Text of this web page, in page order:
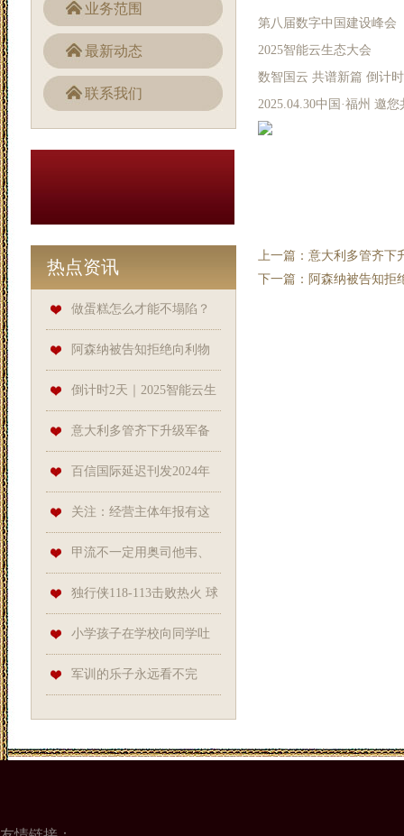
业务范围
最新动态
联系我们
热点资讯
做蛋糕怎么才能不塌陷？
做好4个关键步骤，蛋糕松软蓬
松，不干硬_白霜_烤箱_蛋白
阿森纳被告知拒绝向利物
浦致敬，阿尔特塔的球队面
临“羞辱”
倒计时2天｜2025智能云生
态大会 数智国云 共谱新篇
意大利多管齐下升级军备
百信国际延迟刊发2024年
全年业绩 4月1日上午起停牌
关注：经营主体年报有这
些新变化甲流不一定用奥司他韦、
玛巴洛沙韦! 这些中医方子也不
错
独行侠118-113击败热火 球
员评价: 7人优秀, 1人及格, 哈迪
崩盘
小学孩子在学校向同学吐
口水，妈妈要怎么处理？
军训的乐子永远看不完
第八届数字中国建设峰会
2025智能云生态大会
数智国云 共谱新篇 倒计
2025.04.30中国·福州 邀您
上一篇： 意大利多管齐下
下一篇： 阿森纳被告知拒